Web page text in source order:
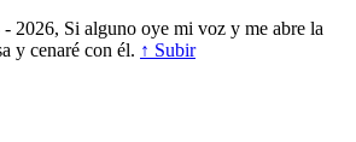
2026, Si alguno oye mi voz y me abre la
y cenaré con él. ↑ Subir